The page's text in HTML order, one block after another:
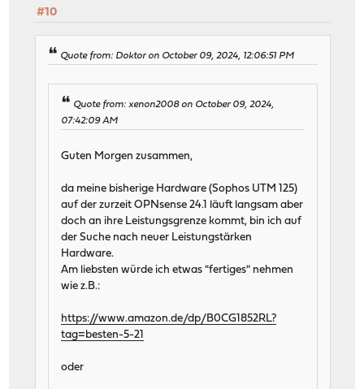
#10
Quote from: Doktor on October 09, 2024, 12:06:51 PM
Quote from: xenon2008 on October 09, 2024,
07:42:09 AM
Guten Morgen zusammen,
da meine bisherige Hardware (Sophos UTM 125)
auf der zurzeit OPNsense 24.1 läuft langsam aber
doch an ihre Leistungsgrenze kommt, bin ich auf
der Suche nach neuer Leistungstärken
Hardware.
Am liebsten würde ich etwas "fertiges" nehmen
wie z.B.:
https://www.amazon.de/dp/B0CG1852RL?
tag=besten-5-21
oder